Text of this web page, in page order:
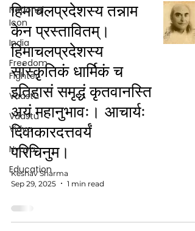
National
Icon
India
Freedom
Fighter
Vaastu
Vaastu
Vidya
Nyaya
Education
हिमाचलप्रदेशस्य तन्नाम
केन प्रस्तावितम्।
हिमाचलप्रदेशस्य
सांस्कृतिकं धार्मिकं च
इतिहासं समृद्धं कृतवानस्ति
अयं महानुभावः। आचार्यः
दिवाकारदत्तवर्यं
परिचिनुम।
Keshav Sharma
Sep 29, 2025
1 min read